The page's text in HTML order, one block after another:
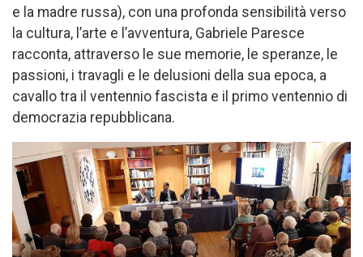
e la madre russa), con una profonda sensibilità verso
la cultura, l’arte e l’avventura, Gabriele Paresce
racconta, attraverso le sue memorie, le speranze, le
passioni, i travagli e le delusioni della sua epoca, a
cavallo tra il ventennio fascista e il primo ventennio di
democrazia repubblicana.